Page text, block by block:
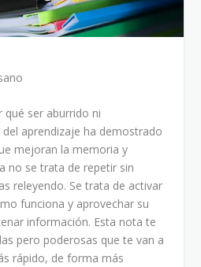
ser aburrido ni
aprendizaje ha demostrado
mejoran la memoria y
no se trata de repetir sin
releyendo. Se trata de activar
funciona y aprovechar su
información. Esta nota te
pero poderosas que te van a
rápido, de forma más